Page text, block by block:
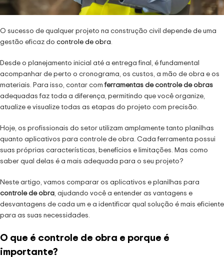
O sucesso de qualquer projeto na construção civil depende de uma
gestão eficaz do controle de obra.
Desde o planejamento inicial até a entrega final, é fundamental
acompanhar de perto o cronograma, os custos, a mão de obra e os
materiais. Para isso, contar comferramentas de controle de obras
adequadas faz toda a diferença, permitindo que você organize,
atualize e visualize todas as etapas do projeto com precisão.
Hoje, os profissionais do setor utilizam amplamente tanto planilhas
quanto aplicativos para controle de obra. Cada ferramenta possui
suas próprias características, benefícios e limitações. Mas como
saber qual delas é a mais adequada para o seu projeto?
Neste artigo, vamos comparar os aplicativos e planilhas para
controle de obra, ajudando você a entender as vantagens e
desvantagens de cada um e a identificar qual solução é mais eficiente
para as suas necessidades.
O que é controle de obra e porque é
importante?